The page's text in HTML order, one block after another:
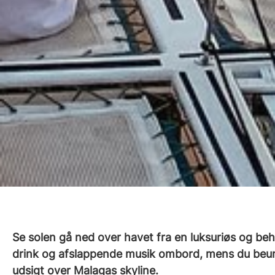
Se solen gå ned over havet fra en luksuriøs og
drink og afslappende musik ombord, mens du
udsigt over Malagas skyline.